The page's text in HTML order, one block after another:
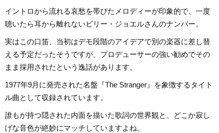
イントロから流れる哀愁を帯びたメロディーが印象的で、一度
聴いたら耳から離れないビリー・ジョエルさんのナンバー。
実はこの口笛、当初はデモ段階のアイデアで別の楽器に差し替
える予定だったそうですが、プロデューサーの強い勧めでその
まま採用されたという逸話があります。
1977年9月に発売された名盤『The Stranger』を象徴するタイト
ル曲として収録されています。
誰もが持つ隠された内面を描いた歌詞の世界観と、どこか寂し
げな音色が絶妙にマッチしていますよね。